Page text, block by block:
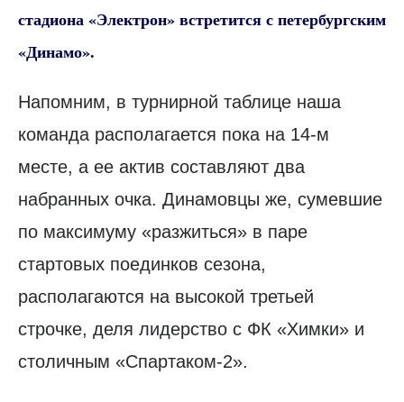
стадиона «Электрон» встретится с петербургским
«Динамо».
Напомним, в турнирной таблице наша
команда располагается пока на 14-м
месте, а ее актив составляют два
набранных очка. Динамовцы же, сумевшие
по максимуму «разжиться» в паре
стартовых поединков сезона,
располагаются на высокой третьей
строчке, деля лидерство с ФК «Химки» и
столичным «Спартаком-2».